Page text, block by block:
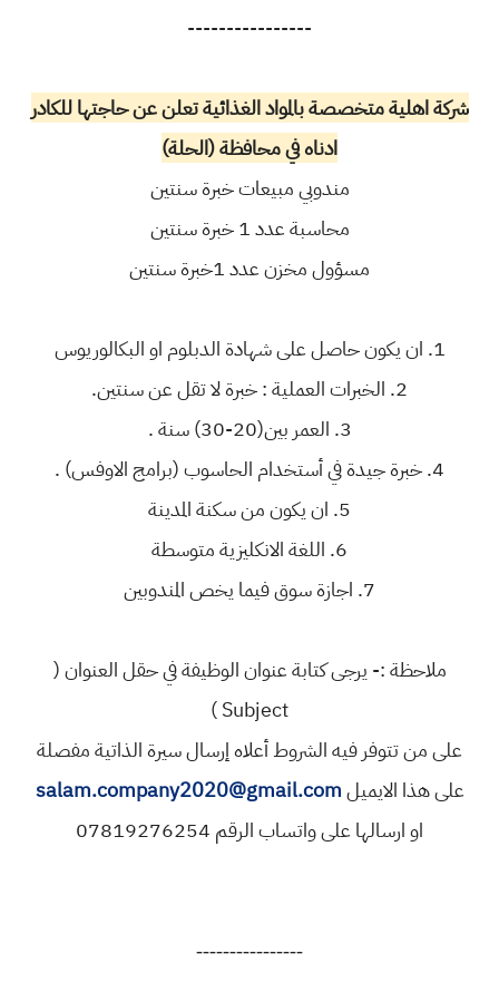
----------------
شركة اهلية متخصصة بالمواد الغذائية تعلن عن حاجتها للكادر
ادناه في محافظة (الحلة)
مندوبي مبيعات خبرة سنتين
محاسبة عدد 1 خبرة سنتين
مسؤول مخزن عدد 1خبرة سنتين
1. ان يكون حاصل على شهادة الدبلوم او البكالوريوس
2. الخبرات العملية : خبرة لا تقل عن سنتين.
3. العمر بين(20-30) سنة .
4. خبرة جيدة في أستخدام الحاسوب (برامج الاوفس) .
5. ان يكون من سكنة المدينة
6. اللغة الانكليزية متوسطة
7. اجازة سوق فيما يخص المندوبين
ملاحظة :- يرجى كتابة عنوان الوظيفة في حقل العنوان (
Subject )
على من تتوفر فيه الشروط أعلاه إرسال سيرة الذاتية مفصلة
على هذا الايميلsalam.company2020@gmail.com
او ارسالها على واتساب الرقم 07819276254
----------------